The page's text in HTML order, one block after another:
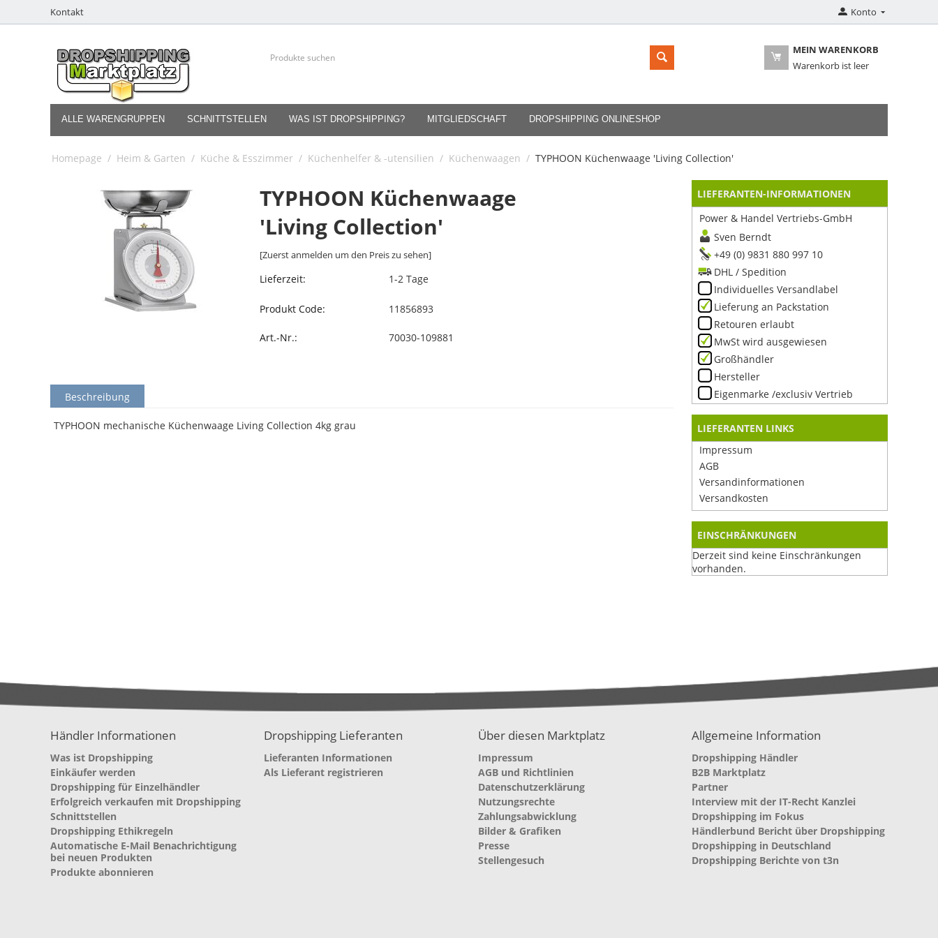
Kontakt Konto
MEIN WARENKORB
Warenkorb ist leer
ALLE WARENGRUPPEN SCHNITTSTELLEN WAS IST DROPSHIPPING? MITGLIEDSCHAFT DROPSHIPPING ONLINESHOP
Homepage / Heim & Garten / Küche & Esszimmer / Küchenhelfer & -utensilien / Küchenwaagen / TYPHOON Küchenwaage 'Living Collection'
TYPHOON Küchenwaage
'Living Collection'
[Zuerst anmelden um den Preis zu sehen]
Lieferzeit: 1-2 Tage
Produkt Code: 11856893
Art.-Nr.: 70030-109881
Beschreibung
TYPHOON mechanische Küchenwaage Living Collection 4kg grau
LIEFERANTEN-INFORMATIONEN
Power & Handel Vertriebs-GmbH
Sven Berndt
+49 (0) 9831 880 997 10
DHL / Spedition
Individuelles Versandlabel
Lieferung an Packstation
Retouren erlaubt
MwSt wird ausgewiesen
Großhändler
Hersteller
Eigenmarke /exclusiv Vertrieb
LIEFERANTEN LINKS
Impressum
AGB
Versandinformationen
Versandkosten
EINSCHRÄNKUNGEN
Derzeit sind keine Einschränkungen
vorhanden.
Händler Informationen
Was ist Dropshipping
Einkäufer werden
Dropshipping für Einzelhändler
Erfolgreich verkaufen mit Dropshipping
Schnittstellen
Dropshipping Ethikregeln
Automatische E-Mail Benachrichtigung
bei neuen Produkten
Produkte abonnieren
Dropshipping Lieferanten
Lieferanten Informationen
Als Lieferant registrieren
Über diesen Marktplatz
Impressum
AGB und Richtlinien
Datenschutzerklärung
Nutzungsrechte
Zahlungsabwicklung
Bilder & Grafiken
Presse
Stellengesuch
Allgemeine Information
Dropshipping Händler
B2B Marktplatz
Partner
Interview mit der IT-Recht Kanzlei
Dropshipping im Fokus
Händlerbund Bericht über Dropshipping
Dropshipping in Deutschland
Dropshipping Berichte von t3n